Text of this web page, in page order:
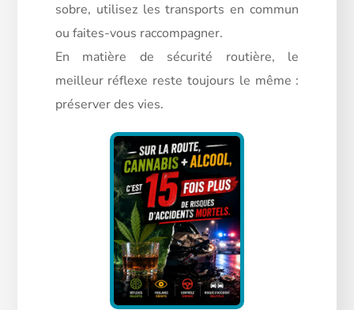
sobre, utilisez les transports en commun
ou faites-vous raccompagner.
En matière de sécurité routière, le
meilleur réflexe reste toujours le même :
préserver des vies.